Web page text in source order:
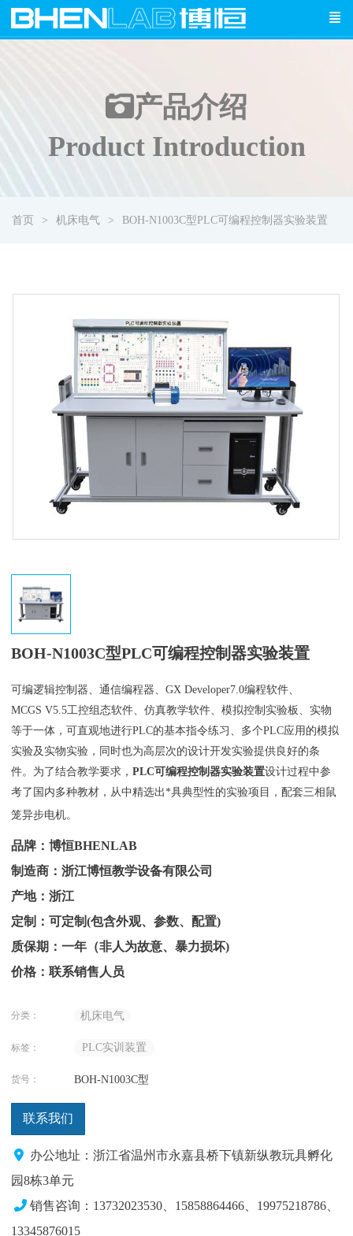
产品介绍
Product Introduction
首页 机床电气 BOH-N1003C型PLC可编程控制器实验装置
BOH-N1003C型PLC可编程控制器实验装置
可编逻辑控制器、通信编程器、GX Developer7.0编程软件、
MCGS V5.5工控组态软件、仿真教学软件、模拟控制实验板、实物
等于一体，可直观地进行PLC的基本指令练习、多个PLC应用的模拟
实验及实物实验，同时也为高层次的设计开发实验提供良好的条
件。为了结合教学要求，PLC可编程控制器实验装置设计过程中参
考了国内多种教材，从中精选出*具典型性的实验项目，配套三相鼠
笼异步电机。
品牌：博恒BHENLAB
制造商：浙江博恒教学设备有限公司
产地：浙江
定制：可定制(包含外观、参数、配置)
质保期：一年（非人为故意、暴力损坏)
价格：联系销售人员
分类： 机床电气
标签： PLC实训装置
货号： BOH-N1003C型
联系我们
办公地址：浙江省温州市永嘉县桥下镇新纵教玩具孵化
园8栋3单元
销售咨询：13732023530、15858864466、19975218786、
13345876015